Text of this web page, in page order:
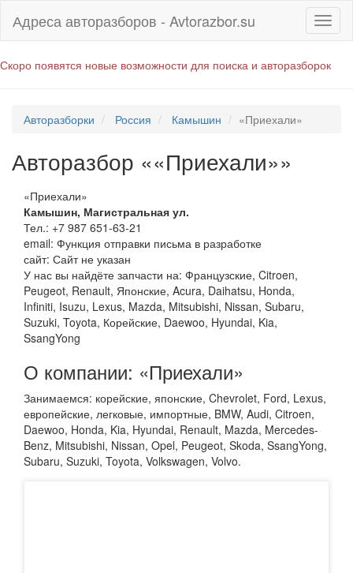
Адреса авторазборов - Avtorazbor.su
Скоро появятся новые возможности для поиска и авторазборок
Авторазборки Россия Камышин «Приехали»
Авторазбор ««Приехали»»
«Приехали»
Камышин, Магистральная ул.
Тел.: +7 987 651-63-21
email: Функция отправки письма в разработке
сайт: Сайт не указан
У нас вы найдёте запчасти на: Французские, Citroen,
Peugeot, Renault, Японские, Acura, Daihatsu, Honda,
Infiniti, Isuzu, Lexus, Mazda, Mitsubishi, Nissan, Subaru,
Suzuki, Toyota, Корейские, Daewoo, Hyundai, Kia,
SsangYong
О компании: «Приехали»
Занимаемся: корейские, японские, Chevrolet, Ford, Lexus,
европейские, легковые, импортные, BMW, Audi, Citroen,
Daewoo, Honda, Kia, Hyundai, Renault, Mazda, Mercedes-
Benz, Mitsubishi, Nissan, Opel, Peugeot, Skoda, SsangYong,
Subaru, Suzuki, Toyota, Volkswagen, Volvo.